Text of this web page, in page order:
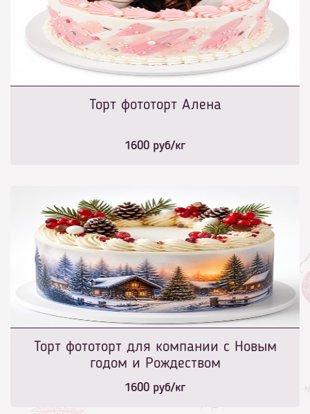
Торт фототорт Алена
1600 руб/кг
Торт фототорт для компании с Новым
годом и Рождеством
1600 руб/кг